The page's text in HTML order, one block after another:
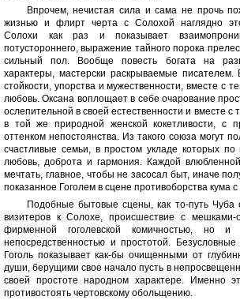
Впрочем, нечистая сила и сама не прочь
жизнью и флирт черта с Солохой наглядно
Солохи как раз и показывает
потустороннего, выражение тайного порока
сильный пол. Вообще повесть богата на
характеры, мастерски раскрываемые писателем.
стойкости, упорства и мужественности, вместе с
любовь. Оксана воплощает в себе очарование
ослепительной в своей естественности и вместе с
в той же природной женской кокетливости, с
оттенком непостоянства. Из такого союза могут
счастливые семьи, в простом укладе которых
любовь, доброта и гармония. Каждой
мечтать, главное, чтобы не засосал быт, иначе
показанное Гоголем в сцене противоборства кума
Подобные бытовые сцены, как то-путь Чуба
визитеров к Солохе, происшествие с мешками-
фирменной гоголевской комичностью, но и
непосредственностью и простотой.
Гоголь показывает как-бы очищенными от
души, берущими свое начало пусть в
своей простоте народном характере. Именно
противостоять чертовскому обольщению.